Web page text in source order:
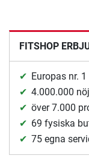
FITSHOP
Europas nr.
4.000.000
över 7.000
69 fysiska
75 egna